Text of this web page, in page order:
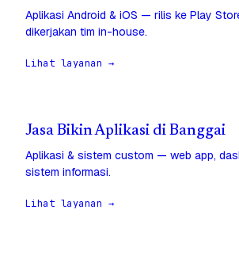
Aplikasi Android & iOS — rilis ke Play
dikerjakan tim in-house.
Lihat layanan →
Jasa Bikin Aplikasi di Banggai
Aplikasi & sistem custom — web app,
sistem informasi.
Lihat layanan →